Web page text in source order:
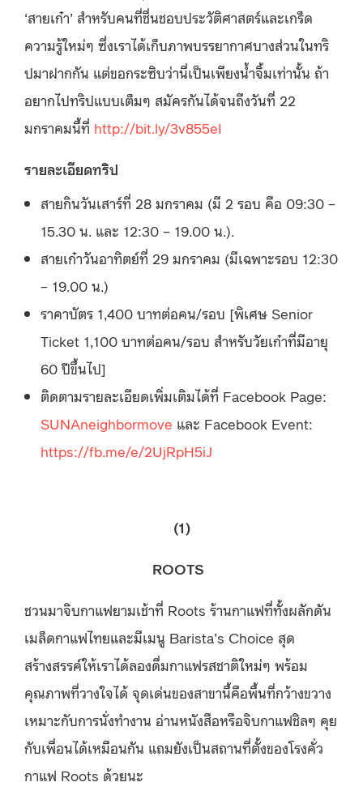
‘สายเก๋า’ สำหรับคนที่ชื่นชอบประวัติศาสตร์และเกร็ด
ความรู้ใหม่ๆ ซึ่งเราได้เก็บภาพบรรยากาศบางส่วนในทริ
ปมาฝากกัน แต่ขอกระซิบว่านี่เป็นเพียงน้ำจิ้มเท่านั้น ถ้า
อยากไปทริปแบบเต็มๆ สมัครกันได้จนถึงวันที่ 22
มกราคมนี้ที่ http://bit.ly/3v855eI
รายละเอียดทริป
สายกินวันเสาร์ที่ 28 มกราคม (มี 2 รอบ คือ 09:30 –
15.30 น. และ 12:30 – 19.00 น.).
สายเก๋าวันอาทิตย์ที่ 29 มกราคม (มีเฉพาะรอบ 12:30
– 19.00 น.)
ราคาบัตร 1,400 บาทต่อคน/รอบ [พิเศษ Senior
Ticket 1,100 บาทต่อคน/รอบ สำหรับวัยเก๋าที่มีอายุ
60 ปีขึ้นไป]
ติดตามรายละเอียดเพิ่มเติมได้ที่ Facebook Page:
SUNAneighbormove และ Facebook Event:
https://fb.me/e/2UjRpH5iJ
(1)
ROOTS
ชวนมาจิบกาแฟยามเช้าที่ Roots ร้านกาแฟที่ทั้งผลักดัน
เมล็ดกาแฟไทยและมีเมนู Barista’s Choice สุด
สร้างสรรค์ให้เราได้ลองดื่มกาแฟรสชาติใหม่ๆ พร้อม
คุณภาพที่วางใจได้ จุดเด่นของสาขานี้คือพื้นที่กว้างขวาง
เหมาะกับการนั่งทำงาน อ่านหนังสือหรือจิบกาแฟชิลๆ คุย
กับเพื่อนได้เหมือนกัน แถมยังเป็นสถานที่ตั้งของโรงคั่ว
กาแฟ Roots ด้วยนะ